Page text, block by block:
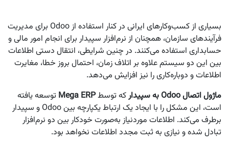
بسیاری از کسب‌وکارهای ایرانی در کنار استفاده از Odoo برای مدیریت
فرآیندهای سازمان، همچنان از نرم‌افزار سپیدار برای انجام امور مالی و
حسابداری استفاده می‌کنند. در چنین شرایطی، انتقال دستی اطلاعات
بین این دو سیستم علاوه بر اتلاف زمان، احتمال بروز خطا، مغایرت
اطلاعات و دوباره‌کاری را نیز افزایش می‌دهد.
ماژول اتصال Odoo به سپیدار
که توسطMega ERP توسعه یافته
است، این مشکل را با ایجاد یک ارتباط یکپارچه بین Odoo و سپیدار
برطرف می‌کند. اطلاعات موردنیاز به‌صورت خودکار بین دو نرم‌افزار
تبادل شده و نیازی به ثبت مجدد اطلاعات نخواهد بود.